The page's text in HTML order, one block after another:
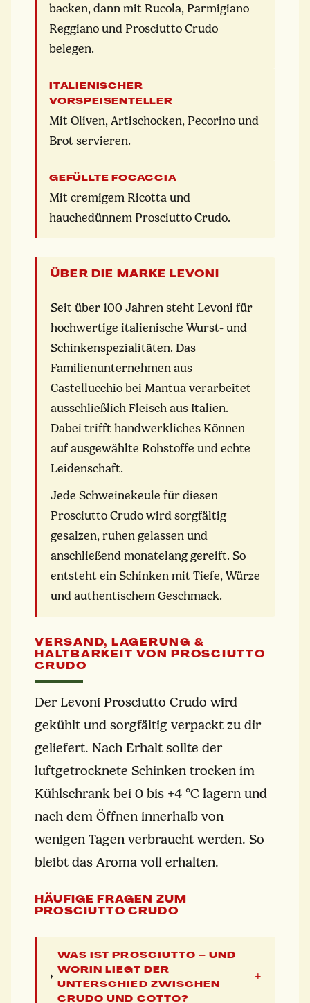
backen, dann mit Rucola, Parmigiano
Reggiano und Prosciutto Crudo
belegen.
ITALIENISCHER
VORSPEISENTELLER
Mit Oliven, Artischocken, Pecorino und
Brot servieren.
GEFÜLLTE FOCACCIA
Mit cremigem Ricotta und
hauchedünnem Prosciutto Crudo.
ÜBER DIE MARKE LEVONI
Seit über 100 Jahren steht Levoni für
hochwertige italienische Wurst- und
Schinkenspezialitäten. Das
Familienunternehmen aus
Castellucchio bei Mantua verarbeitet
ausschließlich Fleisch aus Italien.
Dabei trifft handwerkliches Können
auf ausgewählte Rohstoffe und echte
Leidenschaft.
Jede Schweinekeule für diesen
Prosciutto Crudo wird sorgfältig
gesalzen, ruhen gelassen und
anschließend monatelang gereift. So
entsteht ein Schinken mit Tiefe, Würze
und authentischem Geschmack.
VERSAND, LAGERUNG &
HALTBARKEIT VON PROSCIUTTO
CRUDO
Der Levoni Prosciutto Crudo wird
gekühlt und sorgfältig verpackt zu dir
geliefert. Nach Erhalt sollte der
luftgetrocknete Schinken trocken im
Kühlschrank bei 0 bis +4 °C lagern und
nach dem Öffnen innerhalb von
wenigen Tagen verbraucht werden. So
bleibt das Aroma voll erhalten.
HÄUFIGE FRAGEN ZUM
PROSCIUTTO CRUDO
WAS IST PROSCIUTTO – UND
WORIN LIEGT DER
UNTERSCHIED ZWISCHEN
CRUDO UND COTTO?
+